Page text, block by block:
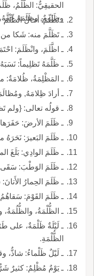
وظَلومٌ, وظَلَمَهُ حَقَّهُ،
ـ تَظَلَّمَ: أحالَ الظُّلْمَ على نفسِه.
ـ تَظَلَّمَ منه: شَكا
ـ اظَّلَمَ، وانْظَلَمَ:
ـ ظَلَّمَهُ تَظلِيماً: نَسَبَهُ إليه.
ـ المَظْلِمَةُ، ظُلامَةٌ:
ـ أرادَ ظِلامَهُ,
ـ قولُه تعالى: {ولم
ـ ظَلَمَ الأرضَ: حَفَرَها في غيرِ مَوْضِعِ حَفْرِها.
ـ ظَلَمَ البَعيرَ: نَحَرَهُ من غيرِ داءٍ.
ـ ظَلَمَ الوادِي: بَلَغَ الماءُ مَوْضِعاً لم يَكُنْ بَلَغَهُ قَبْلَهُ.
ـ ظَلَمَ الوَطْبَ: سَقَى منه اللَّبَنَ قَبْلَ أن يَرُوبَ.
ـ ظَلَمَ الحِمارُ الأَتانَ: سَفَدَها، وهي حامِلٌ.
ـ ظَلَمَ القَوْمَ: سَقاهُمُ اللَّبَنَ قَبْلَ إدْراكِه.
ـ الظُّلْمَةُ، والظُّلُمَةُ،
ـ لَيْلَةٌ ظَلْمَةٌ، على
الظُّلْمَةِ.
ـ لَيْلٌ ظَلْماءُ: شاذٌّ،
ـ يَوْمٌ مُظْلِمٌ: كثيرٌ